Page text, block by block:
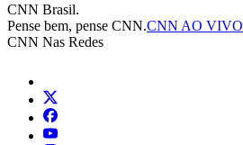
CNN Brasil.
Pense bem, pense CNN.CNN AO VIVO
CNN Nas Redes